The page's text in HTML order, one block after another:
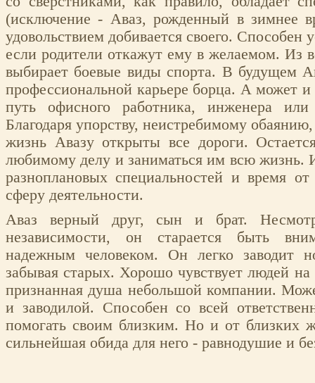
(исключение - Аваз, рожденный в зимнее
удовольствием добивается своего. Способен
если родители откажут ему в желаемом. Из
выбирает боевые виды спорта. В будущем
профессиональной карьере борца. А может и
путь офисного работника, инженера
Благодаря упорству, неистребимому
жизнь Авазу открыты все дороги.
любимому делу и заниматься им всю жизнь.
разноплановых специальностей и время
сферу деятельности.
Аваз верный друг, сын и брат.
независимости, он старается быть
надежным человеком. Он легко заводит
забывая старых. Хорошо чувствует людей
признанная душа небольшой компании.
и заводилой. Способен со всей
помогать своим близким. Но и от близких
сильнейшая обида для него - равнодушие и